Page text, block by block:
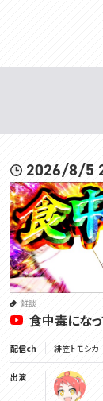
2026/8/5
雑談
食中毒にな
配信ch 緋笠トモシカ
出演